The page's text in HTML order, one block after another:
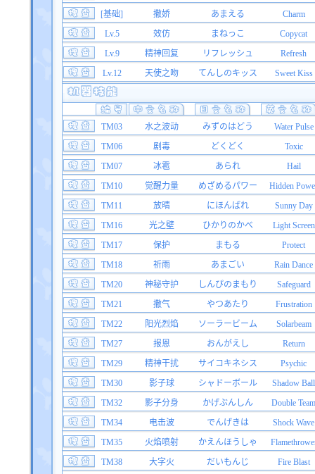
[基础]
撒娇 あまえる
Charm
Lv.5
效仿 まねっこ
Copycat
Lv.9
精神回复 リフレッシュ
Refresh
Lv.12
天使之吻 てんしのキッス Sweet Kiss
TM03 水之波动 みずのはどう
Water Pulse
TM06
剧毒 どくどく
Toxic
TM07
冰雹 あられ
Hail
TM10
觉醒力量 めざめるパワー
Hidden
TM11
放晴 にほんばれ
Sunny Day
TM16
光之壁 ひかりのかべ
Light Screen
TM17
保护 まもる
Protect
TM18
祈雨 あまごい
Rain Dance
TM20
神秘守护 しんぴのまもり
Safeguard
TM21
撒气 やつあたり
Frustration
TM22
阳光烈焰 ソーラービーム
Solarbeam
TM27
报恩 おんがえし
Return
TM29
精神干扰 サイコキネシス
Psychic
TM30
影子球 シャドーボール
Shadow Ball
TM32
影子分身 かげぶんしん
Double Team
TM34
电击波 でんげきは
Shock Wave
TM35
火焰喷射 かえんほうしゃ
TM38
大字火 だいもんじ
Fire Blast